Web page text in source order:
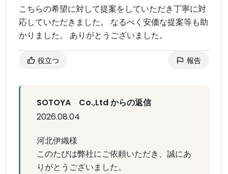
こちらの希望に対して提案をしていただき丁寧に対
応していただきました。 なるべく安価な提案等も助
かりました。 ありがとうございました。
役立つ 報告
SOTOYA Co.,Ltd からの返信
2026.08.04
河北伊織様
このたびは弊社にご依頼いただき、誠にあ
りがとうございました。